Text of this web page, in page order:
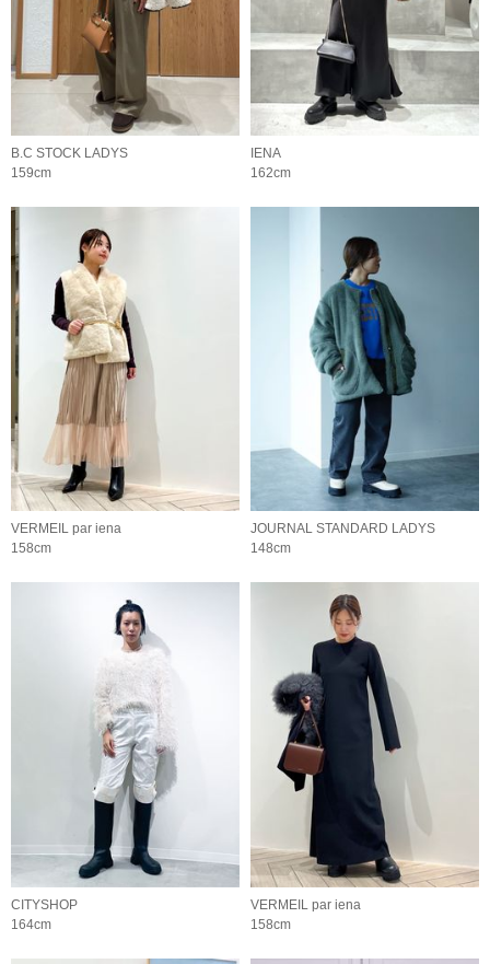
B.C STOCK LADYS
159cm
IENA
162cm
VERMEIL par iena
158cm
JOURNAL STANDARD LADYS
148cm
CITYSHOP
164cm
VERMEIL par iena
158cm